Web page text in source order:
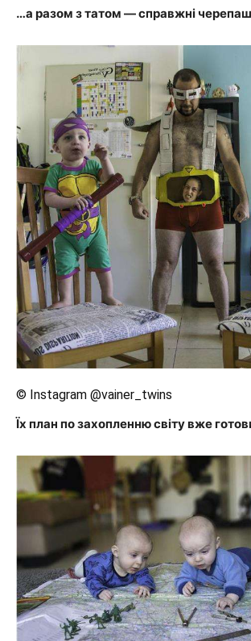
…а разом з татом — справжні
© Instagram @vainer_twins
Їх план по захопленню світу вже